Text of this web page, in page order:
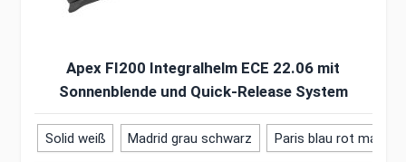
Apex FI200 Integralhelm ECE 22.06 mit
Sonnenblende und Quick-Release System
Solid weiß Madrid grau schwarz Paris blau rot matt